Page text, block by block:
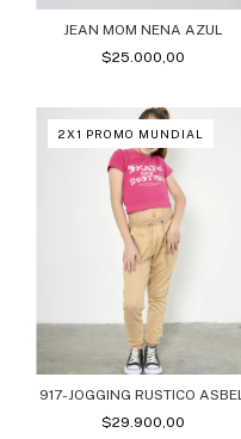
JEAN MOM NENA AZUL
$25.000,00
2X1 PROMO MUNDIAL
917-JOGGING RUSTICO ASBEL
$29.900,00